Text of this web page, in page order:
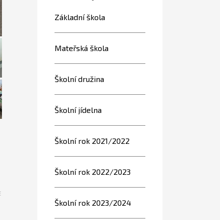
Základní škola
Mateřská škola
Školní družina
Školní jídelna
Školní rok 2021/2022
Školní rok 2022/2023
Školní rok 2023/2024